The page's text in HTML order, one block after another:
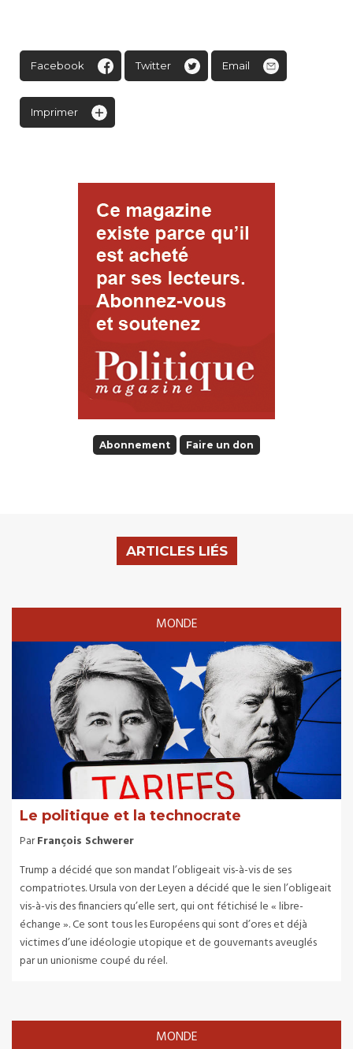
Facebook Twitter Email
Imprimer
Abonnement Faire un don
ARTICLES LIÉS
MONDE
Le politique et la technocrate
ParFrançois Schwerer
Trump a décidé que son mandat l’obligeait vis-à-vis de ses
compatriotes. Ursula von der Leyen a décidé que le sien l’obligeait
vis-à-vis des financiers qu’elle sert, qui ont fétichisé le « libre-
échange ». Ce sont tous les Européens qui sont d’ores et déjà
victimes d’une idéologie utopique et de gouvernants aveuglés
par un unionisme coupé du réel.
MONDE